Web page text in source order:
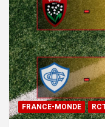
FRANCE-MONDE